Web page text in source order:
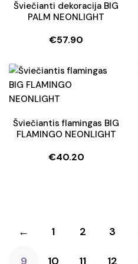
Šviečianti dekoracija BIG
PALM NEONLIGHT
€57.90
Šviečiantis flamingas BIG
FLAMINGO NEONLIGHT
€40.20
← 1 2 3
9 10 11 12